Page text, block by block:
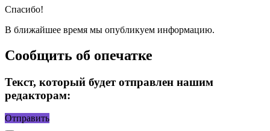
Спасибо!
В ближайшее время мы опубликуем информацию.
Сообщить об опечатке
Текст, который будет отправлен нашим
редакторам:
Отправить